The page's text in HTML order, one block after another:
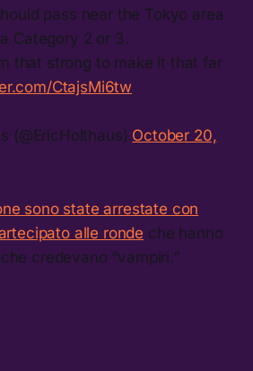
pass near the Tokyo area
Category 2 or 3.
that strong to make it that far
CtajsMi6tw
(@EricHolthaus) October 20,
sono state arrestate con
alle ronde che hanno
credevano “vampiri.”